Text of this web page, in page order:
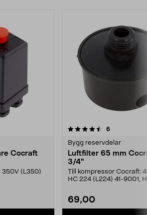
Cocraft
350V (L350)
6recensioner
Bygg reservdelar
Luftfilter 65 mm
3/4"
Till kompressor Cocraft:
HC 224 (L224) 41-9001,
69,00
4.0av 5 stjärnor